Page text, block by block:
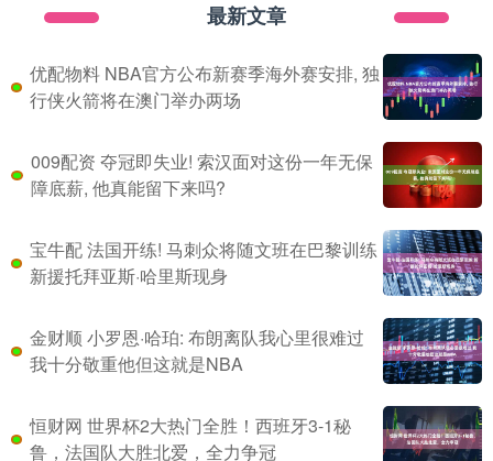
最新文章
优配物料 NBA官方公布新赛季海外赛安排, 独
行侠火箭将在澳门举办两场
009配资 夺冠即失业! 索汉面对这份一年无保
障底薪, 他真能留下来吗?
宝牛配 法国开练! 马刺众将随文班在巴黎训练
新援托拜亚斯·哈里斯现身
金财顺 小罗恩·哈珀: 布朗离队我心里很难过
我十分敬重他但这就是NBA
恒财网 世界杯2大热门全胜！西班牙3-1秘
鲁，法国队大胜北爱，全力争冠